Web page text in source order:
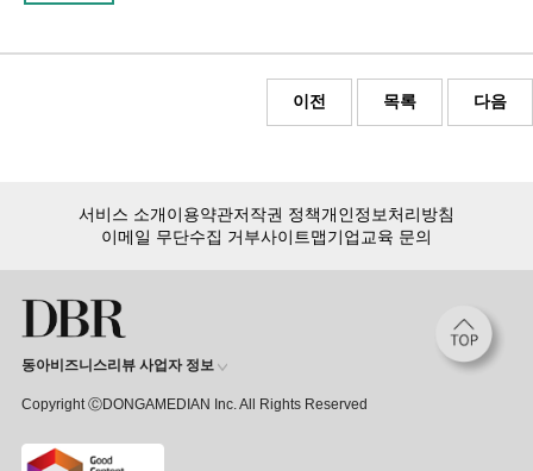
이전 목록 다음
서비스 소개이용약관저작권 정책개인정보처리방침
이메일 무단수집 거부사이트맵기업교육 문의
동아비즈니스리뷰 사업자 정보
Copyright ⒸDONGAMEDIAN Inc. All Rights Reserved